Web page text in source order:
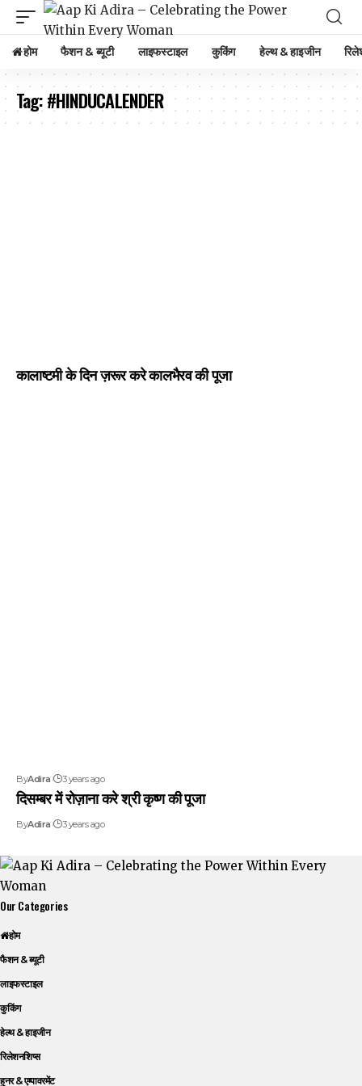
होम फैशन & ब्यूटी लाइफस्टाइल कुकिंग हेल्थ & हाइजीन
Tag:#HINDUCALENDER
कालाष्टमी के दिन ज़रूर करे कालभैरव की पूजा
ByAdira 3 years ago
दिसम्बर में रोज़ाना करे श्री कृष्ण की पूजा
ByAdira 3 years ago
Our Categories
होम
फैशन & ब्यूटी
लाइफस्टाइल
कुकिंग
हेल्थ & हाइजीन
रिलेशनशिप्स
हुनर & एम्पावरमेंट